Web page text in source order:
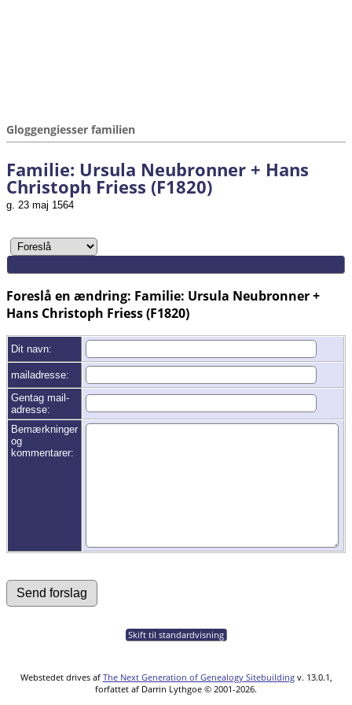
Gloggengiesser familien
Familie: Ursula Neubronner + Hans
Christoph Friess (F1820)
g. 23 maj 1564
Foreslå en ændring: Familie: Ursula Neubronner +
Hans Christoph Friess (F1820)
Dit navn:
mailadresse:
Gentag mail-
adresse:
Bemærkninger
og
kommentarer:
Skift til standardvisning
Webstedet drives af The Next Generation of Genealogy Sitebuildingv. 13.0.1,
forfattet af Darrin Lythgoe © 2001-2026.